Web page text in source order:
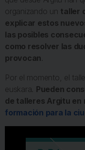
organizando un taller
explicar estos
las posibles
como resolver las
provocan
Por el momento, el
euskara. Pueden
de talleres Argitu en
formación para la